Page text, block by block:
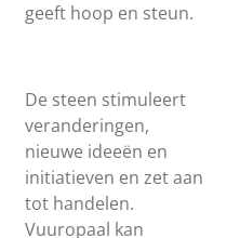
geeft hoop en steun.
De steen stimuleert
veranderingen,
nieuwe ideeën en
initiatieven en zet aan
tot handelen.
Vuuropaal kan